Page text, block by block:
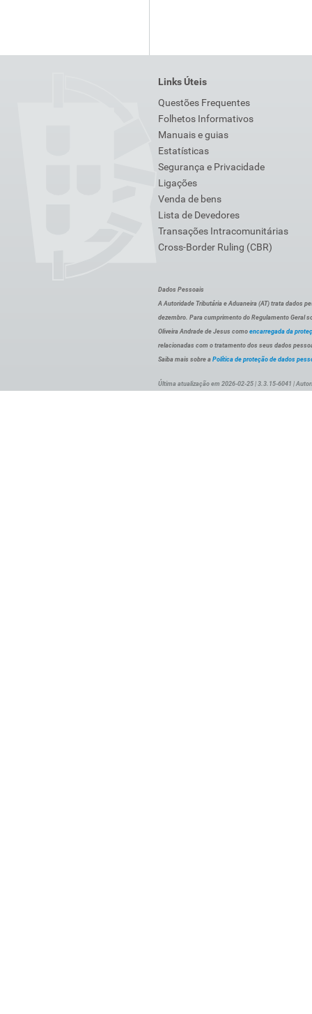
Links Úteis
Questões Frequentes
Folhetos Informativos
Manuais e guias
Estatísticas
Segurança e Privacidade
Ligações
Venda de bens
Lista de Devedores
Transações Intracomunitárias
Cross-Border Ruling (CBR)
Dados Pessoais
A Autoridade Tributária e Aduaneira (AT) trata dados
dezembro. Para cumprimento do Regulamento Geral
Oliveira Andrade de Jesus como encarregada da
relacionadas com o tratamento dos seus dados
Saiba mais sobre a Política de proteção de dados
Última atualização em 2026-02-25 | 3.3.15-6041 |